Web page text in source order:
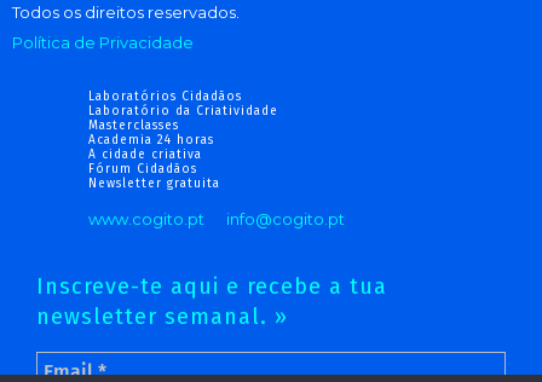
Todos os direitos reservados.
Política de Privacidade
Laboratórios Cidadãos
Laboratório da Criatividade
Masterclasses
Academia 24 horas
A cidade criativa
Fórum Cidadãos
Newsletter gratuita
www.cogito.pt info@cogito.pt
Inscreve-te aqui e recebe a tua
newsletter semanal. »